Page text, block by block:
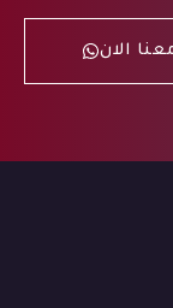
الان